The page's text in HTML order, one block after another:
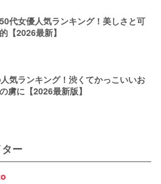
代女優人気ランキング！美しさと可
【2026最新】
気ランキング！渋くてかっこいいお
虜に【2026最新版】
ー